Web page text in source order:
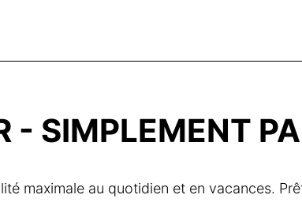
- SIMPLEMENT
maximale au quotidien et en vacances.